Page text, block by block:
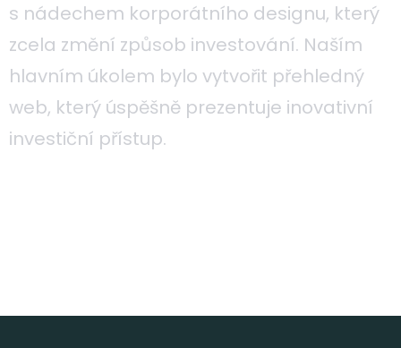
s nádechem korporátního designu, který
zcela změní způsob investování. Naším
hlavním úkolem bylo vytvořit přehledný
web, který úspěšně prezentuje inovativní
investiční přístup.